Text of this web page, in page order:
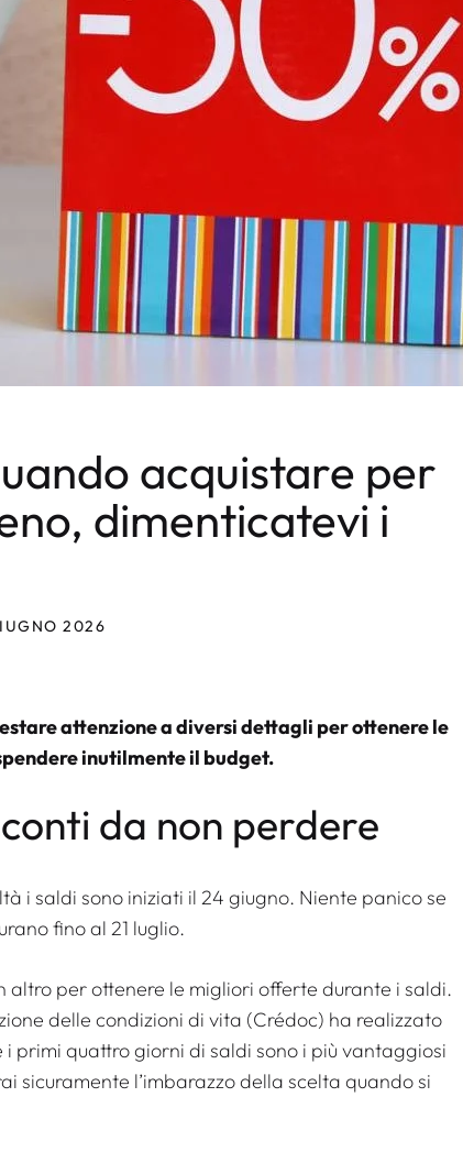
acquistare per
dimenticatevi i
2026
attenzione a diversi dettagli per ottenere le
inutilmente il budget.
da non perdere
i saldi sono iniziati il ​​24 giugno. Niente panico se
fino al 21 luglio.
altro per ottenere le migliori offerte durante i saldi.
delle condizioni di vita (Crédoc) ha realizzato
i primi quattro giorni di saldi sono i più vantaggiosi
sicuramente l’imbarazzo della scelta quando si